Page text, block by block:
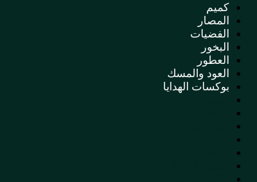
كميم
المصار
الفضيات
البخور
العطور
العود والمسك
بوكسات الهدايا